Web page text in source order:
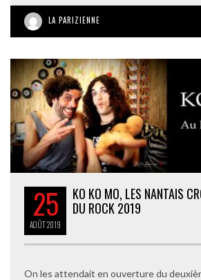
LA PARIZIENNE
25
AOÛT2019
KO KO MO, LES NANTAIS
DU ROCK 2019
On les attendait en ouverture du